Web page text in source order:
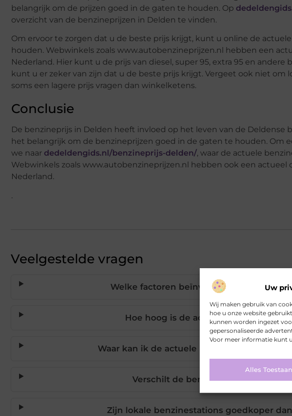
Uw
Wij maken gebruik van
hoe u onze website
kunnen worden ingezet
gepersonaliseerde
Voor meer informatie kunt
Alles Toestaan
belangrijk om de prijzen goed in de gaten te houden. Op
overzicht van de benzineprijzen in Delden te vinden.
Om ervoor te zorgen dat u de beste prijs krijgt, kunt u online de
houden. Webwinkels zoals www.autobenzineprijzen.nl hebben een
Nederland. Hier kunt u de prijs van diesel, super 95, extra 95 en
kunt u er zeker van zijn dat u de beste prijs krijgt. Vergeet ook niet om
soms een lagere prijs vragen dan winkelketens.
Conclusie
De benzineprijs in Delden heeft invloed op het leven van de Deldense
het belangrijk om de benzineprijzen goed in de gaten te houden. Om
we naar dedeldengids.nl/benzineprijs-delden/, waar de actuele
Webwinkels zoals www.autobenzineprijzen.nl hebben ook een actueel
Nederland.
.
Veelgestelde vragen
Welke factoren beïnvloeden de
Hoe hoog is de accijns op benzine in
Waar kan ik de actuele benzineprijzen in
Verschilt de benzineprijs dagelijks
Zijn lokale benzinestations goedkoper